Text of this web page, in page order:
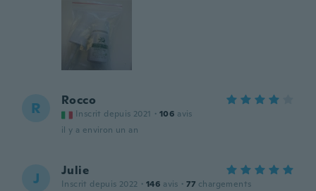
R Rocco
Inscrit depuis 2021 · 106 avis
il y a environ un an
J Julie
Inscrit depuis 2022 · 146 avis · 77 chargements